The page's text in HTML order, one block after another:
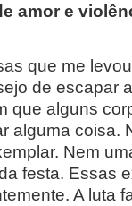
amor e
que me
de escapar
que alguns
alguma coisa.
Nem
festa. Essas
A luta